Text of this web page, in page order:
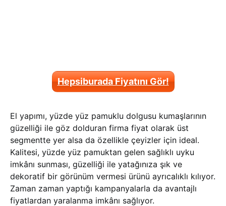
Hepsiburada Fiyatını Gör!
El yapımı, yüzde yüz pamuklu dolgusu kumaşlarının
güzelliği ile göz dolduran firma fiyat olarak üst
segmentte yer alsa da özellikle çeyizler için ideal.
Kalitesi, yüzde yüz pamuktan gelen sağlıklı uyku
imkânı sunması, güzelliği ile yatağınıza şık ve
dekoratif bir görünüm vermesi ürünü ayrıcalıklı kılıyor.
Zaman zaman yaptığı kampanyalarla da avantajlı
fiyatlardan yaralanma imkânı sağlıyor.